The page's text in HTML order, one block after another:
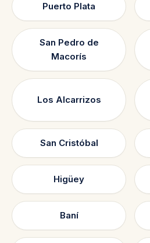
Puerto Plata
San Pedro de
Macorís
Los Alcarrizos
San Cristóbal
Higüey
Baní